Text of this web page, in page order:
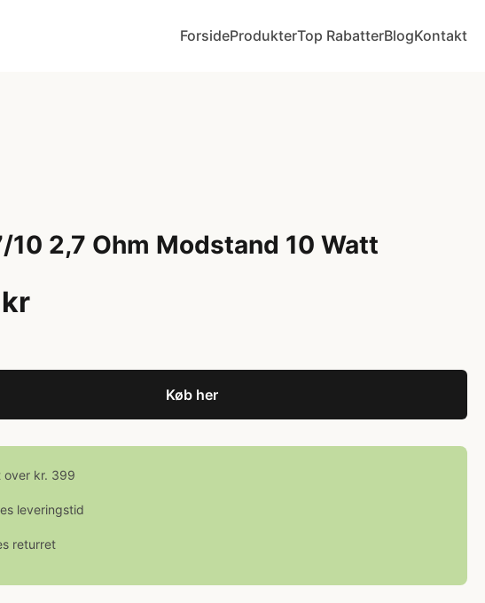
ForsideProdukterTop RabatterBlogKontakt
10 2,7 Ohm Modstand 10 Watt
Køb her
over kr. 399
leveringstid
returret